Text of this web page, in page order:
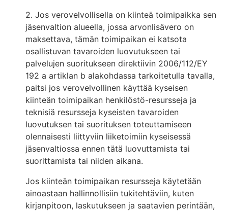
2. Jos verovelvollisella on kiinteä toimipaikka sen
jäsenvaltion alueella, jossa arvonlisävero on
maksettava, tämän toimipaikan ei katsota
osallistuvan tavaroiden luovutukseen tai
palvelujen suoritukseen direktiivin 2006/112/EY
192 a artiklan b alakohdassa tarkoitetulla tavalla,
paitsi jos verovelvollinen käyttää kyseisen
kiinteän toimipaikan henkilöstö-resursseja ja
teknisiä resursseja kyseisten tavaroiden
luovutuksen tai suorituksen toteuttamiseen
olennaisesti liittyviin liiketoimiin kyseisessä
jäsenvaltiossa ennen tätä luovuttamista tai
suorittamista tai niiden aikana.
Jos kiinteän toimipaikan resursseja käytetään
ainoastaan hallinnollisiin tukitehtäviin, kuten
kirjanpitoon, laskutukseen ja saatavien perintään,